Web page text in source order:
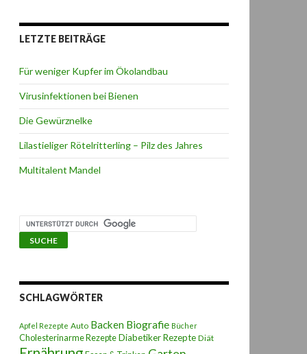
LETZTE BEITRÄGE
Für weniger Kupfer im Ökolandbau
Virusinfektionen bei Bienen
Die Gewürznelke
Lilastieliger Rötelritterling – Pilz des Jahres
Multitalent Mandel
SCHLAGWÖRTER
Apfel Rezepte Auto Backen Biografie Bücher
Cholesterinarme Rezepte Diabetiker Rezepte Diät